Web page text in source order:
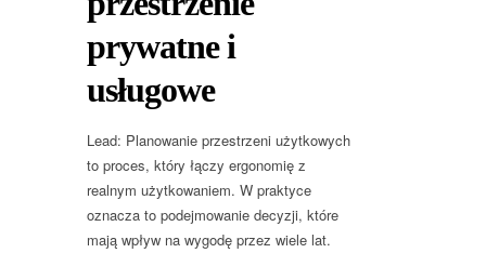
prywatne i
usługowe
Lead: Planowanie przestrzeni użytkowych
to proces, który łączy ergonomię z
realnym użytkowaniem. W praktyce
oznacza to podejmowanie decyzji, które
mają wpływ na wygodę przez wiele lat.